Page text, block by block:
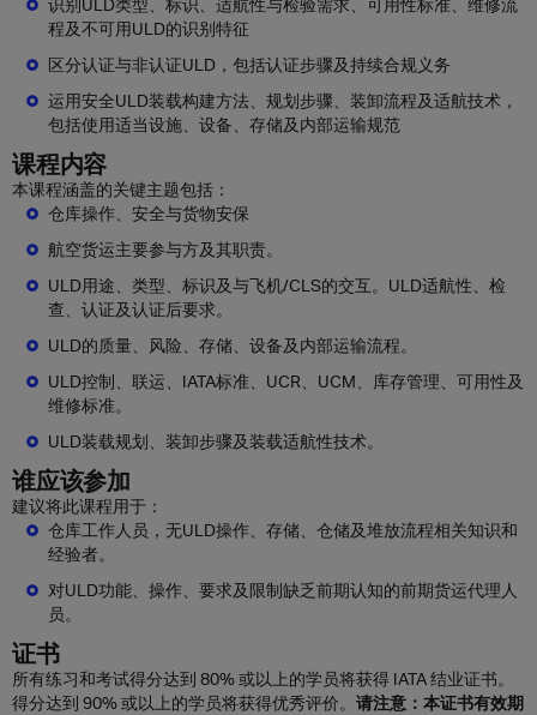
识别ULD类型、标识、适航性与检验需求、可用性标准、维修流
程及不可用ULD的识别特征
区分认证与非认证ULD，包括认证步骤及持续合规义务
运用安全ULD装载构建方法、规划步骤、装卸流程及适航技术，
包括使用适当设施、设备、存储及内部运输规范
课程内容
本课程涵盖的关键主题包括：
仓库操作、安全与货物安保
航空货运主要参与方及其职责。
ULD用途、类型、标识及与飞机/CLS的交互。ULD适航性、检
查、认证及认证后要求。
ULD的质量、风险、存储、设备及内部运输流程。
ULD控制、联运、IATA标准、UCR、UCM、库存管理、可用性及
维修标准。
ULD装载规划、装卸步骤及装载适航性技术。
谁应该参加
建议将此课程用于：
仓库工作人员，无ULD操作、存储、仓储及堆放流程相关知识和
经验者。
对ULD功能、操作、要求及限制缺乏前期认知的前期货运代理人
员。
证书
所有练习和考试得分达到 80% 或以上的学员将获得 IATA 结业证书。
得分达到 90% 或以上的学员将获得优秀评价。 请注意：本证书有效期